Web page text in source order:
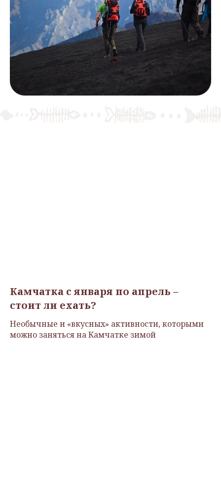
Камчатка с января по апрель –
стоит ли ехать?
Необычные и «вкусных» активности, которыми
можно заняться на Камчатке зимой